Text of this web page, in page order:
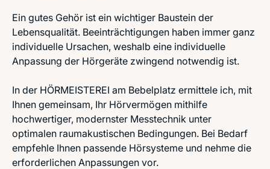
Ein gutes Gehör ist ein wichtiger Baustein der
Lebensqualität. Beeinträchtigungen haben immer ganz
individuelle Ursachen, weshalb eine individuelle
Anpassung der Hörgeräte zwingend notwendig ist.
In der HÖRMEISTEREI am Bebelplatz ermittele ich, mit
Ihnen gemeinsam, Ihr Hörvermögen mithilfe
hochwertiger, modernster Messtechnik unter
optimalen raumakustischen Bedingungen. Bei Bedarf
empfehle Ihnen passende Hörsysteme und nehme die
erforderlichen Anpassungen vor.